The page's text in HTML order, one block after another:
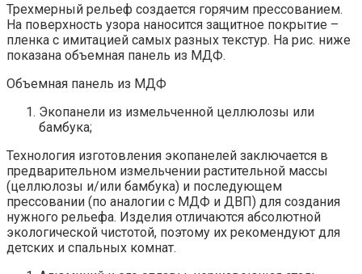
Трехмерный рельеф создается горячим прессованием.
На поверхность узора наносится защитное покрытие –
пленка с имитацией самых разных текстур. На рис. ниже
показана объемная панель из МДФ.
Объемная панель из МДФ
Экопанели из измельченной целлюлозы или
бамбука;
Технология изготовления экопанелей заключается в
предварительном измельчении растительной массы
(целлюлозы и/или бамбука) и последующем
прессовании (по аналогии с МДФ и ДВП) для создания
нужного рельефа. Изделия отличаются абсолютной
экологической чистотой, поэтому их рекомендуют для
детских и спальных комнат.